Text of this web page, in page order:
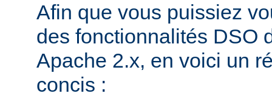
Afin que vous puissiez
des fonctionnalités DSO
Apache 2.x, en voici un
concis :